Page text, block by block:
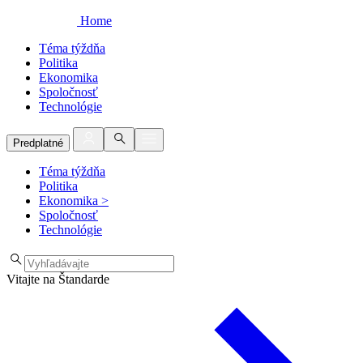
Home
Téma týždňa
Politika
Ekonomika
Spoločnosť
Technológie
Predplatné
Téma týždňa
Politika
Ekonomika >
Spoločnosť
Technológie
Vitajte na Štandarde